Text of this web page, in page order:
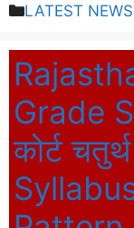
Categories
LATEST NEWS
Grade
कोर्ट